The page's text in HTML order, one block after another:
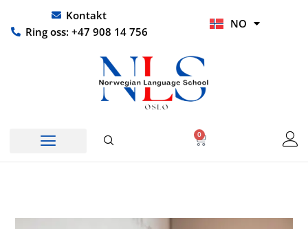
rett
Kontakt
Ring oss: +47 908 14 756
NO
HI
0
Handlekurv